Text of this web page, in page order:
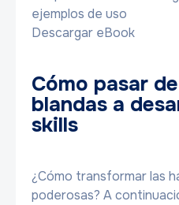
ejemplos de uso
Descargar eBook
Cómo pasar
blandas a
skills
¿Cómo transformar las
poderosas? A